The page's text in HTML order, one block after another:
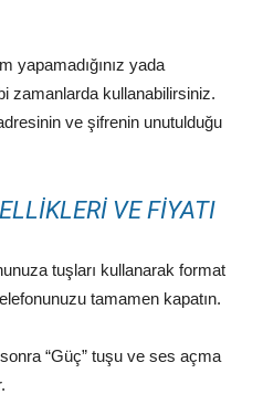
yapamadığınız yada
zamanlarda kullanabilirsiniz.
ve şifrenin unutulduğu
VE FIYATI
tuşları kullanarak format
tamamen kapatın.
“Güç” tuşu ve ses açma